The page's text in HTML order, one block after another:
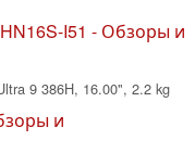
I51 - Обзоры и
9 386H, 16.00", 2.2 kg
и